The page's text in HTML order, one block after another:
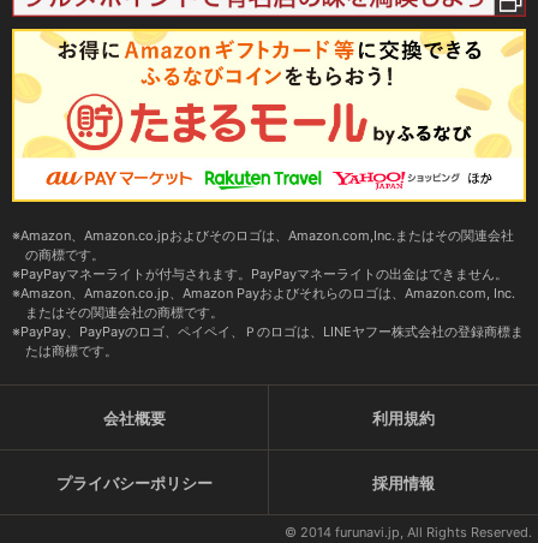
Amazon、Amazon.co.jpおよびそのロゴは、Amazon.com,Inc.またはその関連会社
の商標です。
PayPayマネーライトが付与されます。PayPayマネーライトの出金はできません。
Amazon、Amazon.co.jp、Amazon Payおよびそれらのロゴは、Amazon.com, Inc.
またはその関連会社の商標です。
PayPay、PayPayのロゴ、ペイペイ、Ｐのロゴは、LINEヤフー株式会社の登録商標ま
たは商標です。
会社概要 利用規約
プライバシーポリシー 採用情報
© 2014 furunavi.jp, All Rights Reserved.